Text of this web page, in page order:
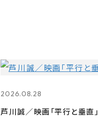
2026.08.28
芦川誠／映画「平行と垂直」